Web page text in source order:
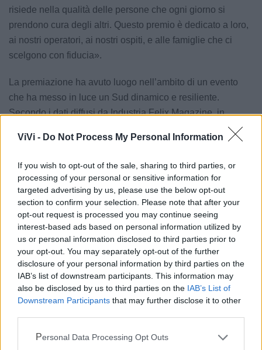
ViVi - Do Not Process My Personal Information
If you wish to opt-out of the sale, sharing to third parties, or
processing of your personal or sensitive information for
targeted advertising by us, please use the below opt-out
section to confirm your selection. Please note that after your
opt-out request is processed you may continue seeing
interest-based ads based on personal information utilized by
us or personal information disclosed to third parties prior to
your opt-out. You may separately opt-out of the further
disclosure of your personal information by third parties on the
IAB’s list of downstream participants. This information may
also be disclosed by us to third parties on the IAB’s List of
Downstream Participants that may further disclose it to other
Personal Data Processing Opt Outs
risiede nella qualità delle persone che ogni giorno si
prendono cura degli altri. Questo premio è dedicato a loro,
ai nostri operatori, ai nostri ospiti, e alle famiglie che ci
scelgono con fiducia».
La premiazione ha avuto luogo nell’ambito di un evento
che ha messo in luce un Sud dinamico e resiliente.
Secondo i dati diffusi da Industria Felix Magazine, in
collaborazione con Cerved e Il Sole 24 Ore, oltre il 90%
delle imprese del Sud Italia analizzate ha chiuso il 2023 in
premiate, conferma la propria vitalità economica e la
capacità di generare valore anche in settori complessi
come quello sanitario e sociosanitario.
Con oltre 400 collaboratori e più di 20 strutture operative
sul territorio, Nuova Luce rappresenta oggi una delle
principali realtà pugliesi impegnate nell’erogazione di
servizi riabilitativi, residenziali, semiresidenziali e
domiciliari per persone con disabilità psichica, anziani
fragili e soggetti in condizioni di vulnerabilità sociale.
Il riconoscimento di Industria Felix non è un punto d’arrivo,